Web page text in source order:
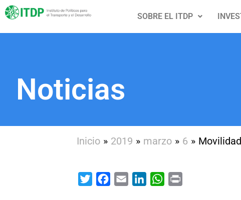
al
SOBRE EL ITDP
Noticias
Inicio 2019 marzo 6
TwitterFacebook
Email LinkedInWhatsApp